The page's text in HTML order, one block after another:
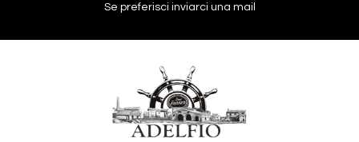
Se preferisci inviarci una mail